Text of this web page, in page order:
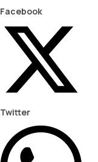
Facebook
Twitter